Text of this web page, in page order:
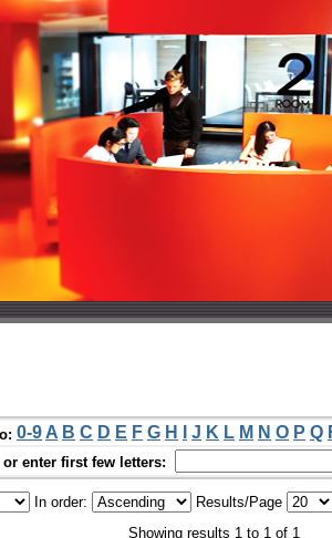
0-9 A B C D E F G H J K L M N O P Q
or enter first few letters:
In order: Results/Page
Showing results 1 to 1 of 1